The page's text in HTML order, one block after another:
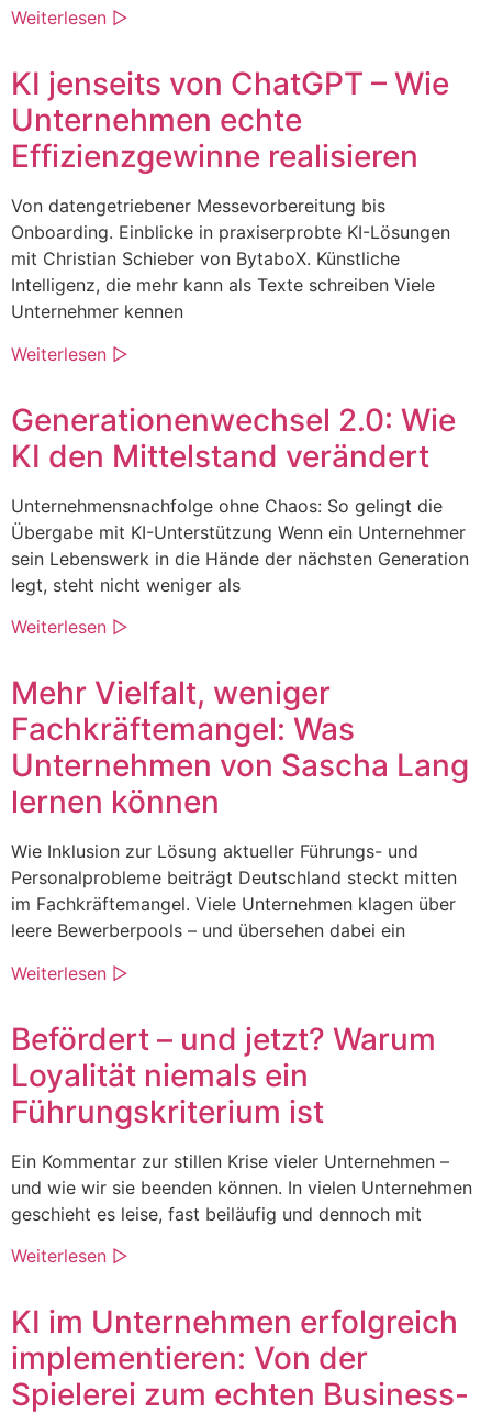
Weiterlesen ▷
KI jenseits von ChatGPT – Wie
Unternehmen echte
Effizienzgewinne realisieren
Von datengetriebener Messevorbereitung bis
Onboarding. Einblicke in praxiserprobte KI-Lösungen
mit Christian Schieber von BytaboX. Künstliche
Intelligenz, die mehr kann als Texte schreiben Viele
Unternehmer kennen
Weiterlesen ▷
Generationenwechsel 2.0: Wie
KI den Mittelstand verändert
Unternehmensnachfolge ohne Chaos: So gelingt die
Übergabe mit KI-Unterstützung Wenn ein Unternehmer
sein Lebenswerk in die Hände der nächsten Generation
legt, steht nicht weniger als
Weiterlesen ▷
Mehr Vielfalt, weniger
Fachkräftemangel: Was
Unternehmen von Sascha Lang
lernen können
Wie Inklusion zur Lösung aktueller Führungs- und
Personalprobleme beiträgt Deutschland steckt mitten
im Fachkräftemangel. Viele Unternehmen klagen über
leere Bewerberpools – und übersehen dabei ein
Weiterlesen ▷
Befördert – und jetzt? Warum
Loyalität niemals ein
Führungskriterium ist
Ein Kommentar zur stillen Krise vieler Unternehmen –
und wie wir sie beenden können. In vielen Unternehmen
geschieht es leise, fast beiläufig und dennoch mit
Weiterlesen ▷
KI im Unternehmen erfolgreich
implementieren: Von der
Spielerei zum echten Business-